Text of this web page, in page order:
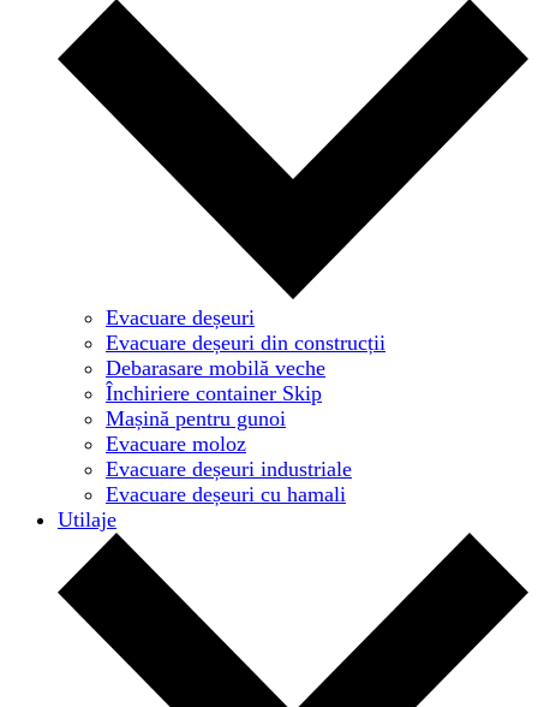
Evacuare deșeuri
Evacuare deșeuri din construcții
Debarasare mobilă veche
Închiriere container Skip
Mașină pentru gunoi
Evacuare moloz
Evacuare deșeuri industriale
Evacuare deșeuri cu hamali
Utilaje